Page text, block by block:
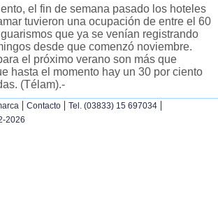
el fin de semana pasado los hoteles
tuvieron una ocupación de entre el 60
que ya se venían registrando
desde que comenzó noviembre.
el próximo verano son más que
hasta el momento hay un 30 por ciento
(Télam).-
| Contacto | Tel. (03833) 15 697034 |
2026